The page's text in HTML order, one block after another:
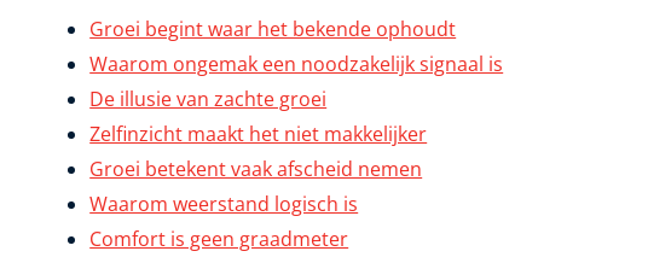
Groei begint waar het bekende ophoudt
Waarom ongemak een noodzakelijk signaal is
De illusie van zachte groei
Zelfinzicht maakt het niet makkelijker
Groei betekent vaak afscheid nemen
Waarom weerstand logisch is
Comfort is geen graadmeter